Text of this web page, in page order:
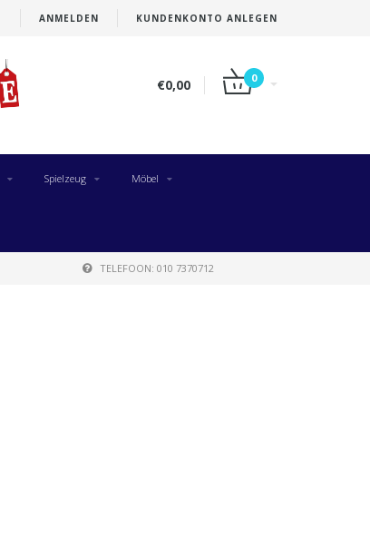
ANMELDEN KUNDENKONTO ANLEGEN
€0,00 0
Spielzeug Möbel
TELEFOON: 010 7370712